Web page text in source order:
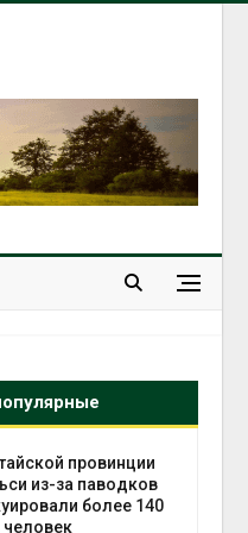
провинции
из-за паводков
более 140
человек